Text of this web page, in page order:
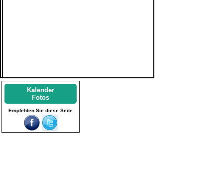
Kalender
Fotos
Empfehlen Sie diese Seite